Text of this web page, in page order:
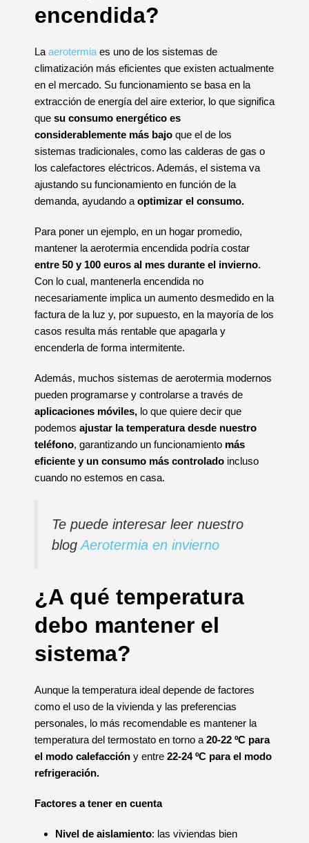
encendida?
La aerotermia es uno de los sistemas de
climatización más eficientes que existen actualmente
en el mercado. Su funcionamiento se basa en la
extracción de energía del aire exterior, lo que significa
que su consumo energético es
considerablemente más bajo que el de los
sistemas tradicionales, como las calderas de gas o
los calefactores eléctricos. Además, el sistema va
ajustando su funcionamiento en función de la
demanda, ayudando a optimizar el consumo.
Para poner un ejemplo, en un hogar promedio,
mantener la aerotermia encendida podría costar
entre 50 y 100 euros al mes durante el invierno.
Con lo cual, mantenerla encendida no
necesariamente implica un aumento desmedido en la
factura de la luz y, por supuesto, en la mayoría de los
casos resulta más rentable que apagarla y
encenderla de forma intermitente.
Además, muchos sistemas de aerotermia modernos
pueden programarse y controlarse a través de
aplicaciones móviles, lo que quiere decir que
podemos ajustar la temperatura desde nuestro
teléfono, garantizando un funcionamiento más
eficiente y un consumo más controlado incluso
cuando no estemos en casa.
Te puede interesar leer nuestro
blog Aerotermia en invierno
¿A qué temperatura
debo mantener el
sistema?
Aunque la temperatura ideal depende de factores
como el uso de la vivienda y las preferencias
personales, lo más recomendable es mantener la
temperatura del termostato en torno a 20-22 ºC para
el modo calefacción y entre 22-24 ºC para el modo
refrigeración.
Factores a tener en cuenta
Nivel de aislamiento: las viviendas bien